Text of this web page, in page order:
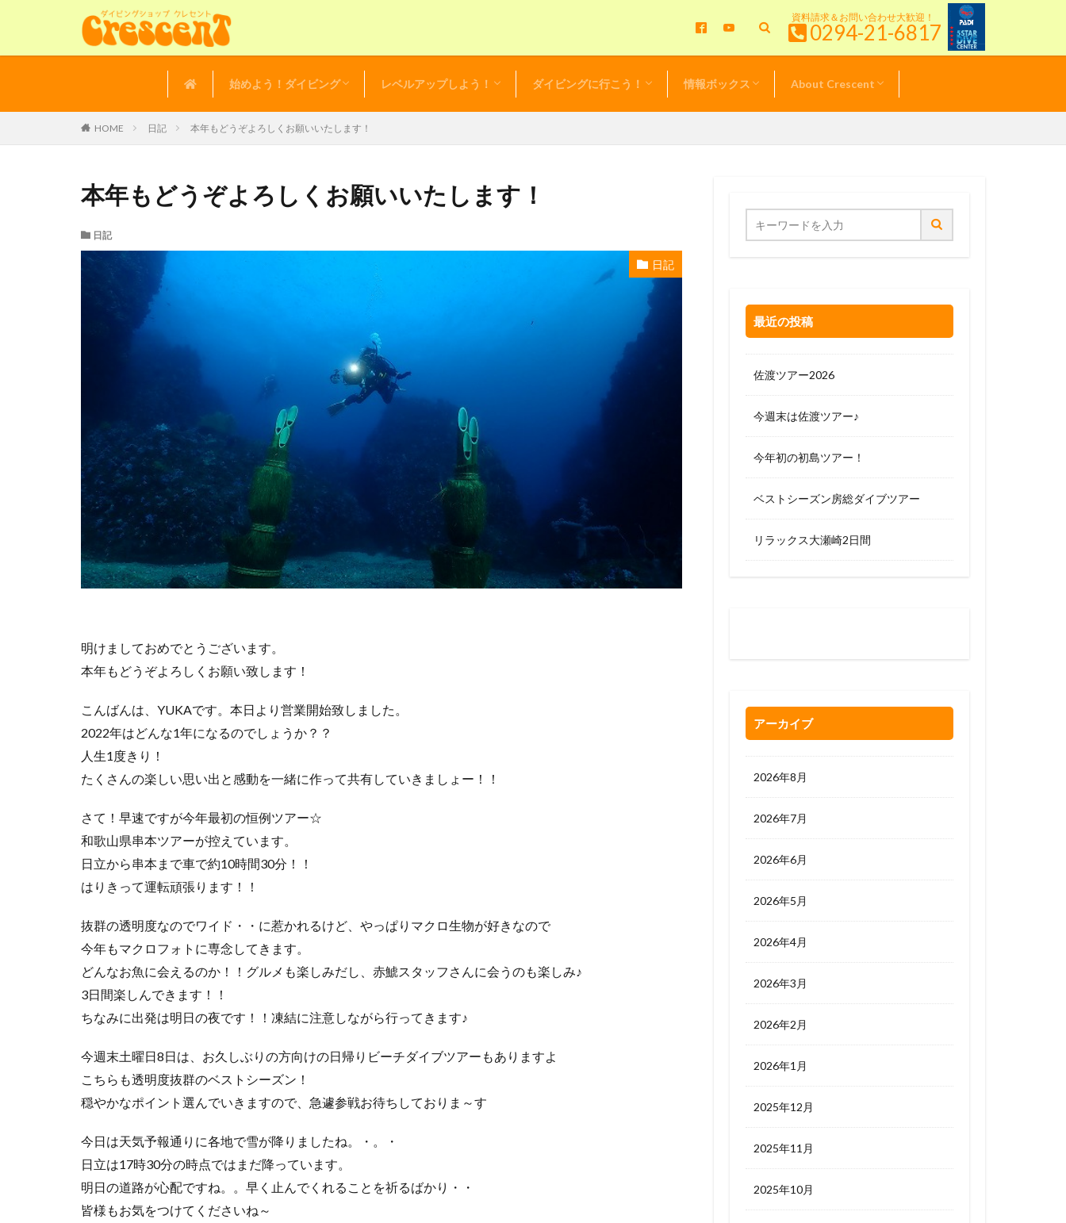
資料請求＆お問い合わせ大歓迎！
0294-21-6817
始めよう！ダイビング レベルアップしよう！ ダイビングに行こう！ 情報ボックス About Crescent
HOME 日記 本年もどうぞよろしくお願いいたします！
本年もどうぞよろしくお願いいたします！
日記
日記
明けましておめでとうございます。
本年もどうぞよろしくお願い致します！
こんばんは、YUKAです。本日より営業開始致しました。
2022年はどんな1年になるのでしょうか？？
人生1度きり！
たくさんの楽しい思い出と感動を一緒に作って共有していきましょー！！
さて！早速ですが今年最初の恒例ツアー☆
和歌山県串本ツアーが控えています。
日立から串本まで車で約10時間30分！！
はりきって運転頑張ります！！
抜群の透明度なのでワイド・・に惹かれるけど、やっぱりマクロ生物が好きなので
今年もマクロフォトに専念してきます。
どんなお魚に会えるのか！！グルメも楽しみだし、赤鯱スタッフさんに会うのも楽しみ♪
3日間楽しんできます！！
ちなみに出発は明日の夜です！！凍結に注意しながら行ってきます♪
今週末土曜日8日は、お久しぶりの方向けの日帰りビーチダイブツアーもありますよ
こちらも透明度抜群のベストシーズン！
穏やかなポイント選んでいきますので、急遽参戦お待ちしておりま～す
今日は天気予報通りに各地で雪が降りましたね。・。・
日立は17時30分の時点ではまだ降っています。
明日の道路が心配ですね。。早く止んでくれることを祈るばかり・・
皆様もお気をつけてくださいね～
最近の投稿
佐渡ツアー2026
今週末は佐渡ツアー♪
今年初の初島ツアー！
ベストシーズン房総ダイブツアー
リラックス大瀬崎2日間
アーカイブ
2026年8月
2026年7月
2026年6月
2026年5月
2026年4月
2026年3月
2026年2月
2026年1月
2025年12月
2025年11月
2025年10月